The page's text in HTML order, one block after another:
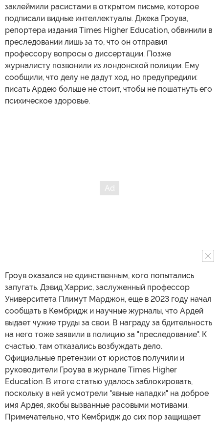
заклеймили расистами в открытом письме, которое
подписали видные интеллектуалы. Джека Гроува,
репортера издания Times Higher Education, обвинили в
преследовании лишь за то, что он отправил
профессору вопросы о диссертации. Позже
журналисту позвонили из лондонской полиции. Ему
сообщили, что делу не дадут ход, но предупредили:
писать Ардею больше не стоит, чтобы не пошатнуть его
психическое здоровье.
Гроув оказался не единственным, кого попытались
запугать. Дэвид Харрис, заслуженный профессор
Университета Плимут Марджон, еще в 2023 году начал
сообщать в Кембридж и научные журналы, что Ардей
выдает чужие труды за свои. В награду за бдительность
на него тоже заявили в полицию за "преследование". К
счастью, там отказались возбуждать дело.
Официальные претензии от юристов получили и
руководители Гроува в журнале Times Higher
Education. В итоге статью удалось заблокировать,
поскольку в ней усмотрели "явные нападки" на доброе
имя Ардея, якобы вызванные расовыми мотивами.
Примечательно, что Кембридж до сих пор защищает